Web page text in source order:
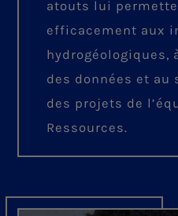
atouts lui
efficacement aux
hydrogéologiques,
des données et au
des projets de
Ressources.